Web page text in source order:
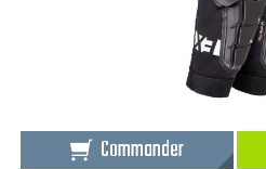
Commander